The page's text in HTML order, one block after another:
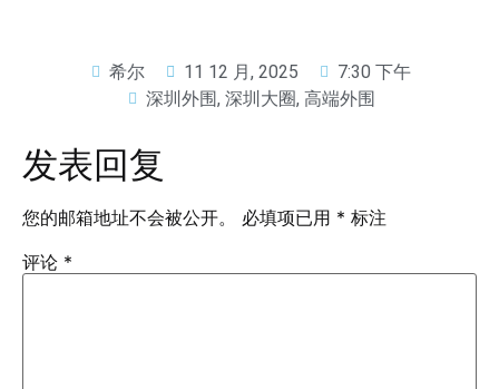
希尔 11 12 月, 2025
7:30 下午
深圳外围, 深圳大圈, 高端外围
发表回复
您的邮箱地址不会被公开。 必填项已用 * 标注
评论 *